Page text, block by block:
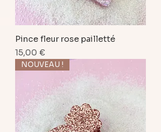
Pince fleur rose pailletté
Prix
15,00 €
NOUVEAU !